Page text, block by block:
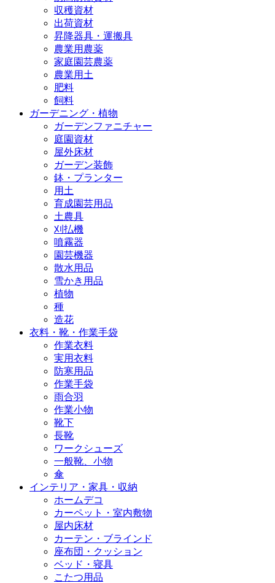
収穫資材
出荷資材
昇降器具・運搬具
農業用農薬
家庭園芸農薬
農業用土
肥料
飼料
ガーデニング・植物
ガーデンファニチャー
庭園資材
屋外床材
ガーデン装飾
鉢・プランター
用土
育成園芸用品
土農具
刈払機
噴霧器
園芸機器
散水用品
雪かき用品
植物
種
造花
衣料・靴・作業手袋
作業衣料
実用衣料
防寒用品
作業手袋
雨合羽
作業小物
靴下
長靴
ワークシューズ
一般靴、小物
傘
インテリア・家具・収納
ホームデコ
カーペット・室内敷物
屋内床材
カーテン・ブラインド
座布団・クッション
ベッド・寝具
こたつ用品